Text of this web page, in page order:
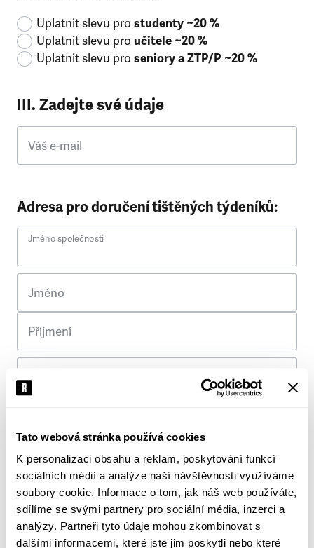
Tato webová stránka používá cookies
K personalizaci obsahu a reklam, poskytování funkcí
sociálních médií a analýze naší návštěvnosti využíváme
soubory cookie. Informace o tom, jak náš web používáte,
sdílíme se svými partnery pro sociální média, inzerci a
analýzy. Partneři tyto údaje mohou zkombinovat s
dalšími informacemi, které jste jim poskytli nebo které
Uplatnit slevu pro studenty ~20 %
Uplatnit slevu pro učitele ~20 %
Uplatnit slevu pro seniory a ZTP/P ~20 %
III. Zadejte své údaje
Váš e-mail
Adresa pro doručení tištěných týdeníků:
Jméno společnosti
Jméno
Příjmení
Ulice
Město
PSČ
Stát